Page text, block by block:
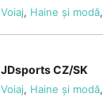
Voiaj, Haine și modă,
JDsports CZ/SK
Voiaj, Haine și modă,